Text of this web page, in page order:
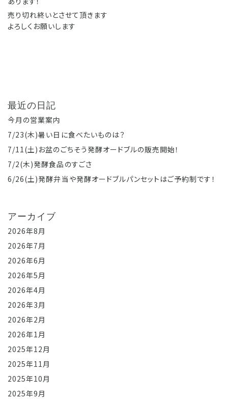
売り切れ終いとさせて頂きます
よろしくお願いします
最近の日記
今月の営業案内
7/23(木)暑い日に食べたいものは？
7/11(土)お盆のごちそう発酵オードブルの販売開始！
7/2(木)発酵食品のすごさ
6/26(土)発酵弁当や発酵オードブルパンセットはご予約制です！
アーカイブ
2026年8月
2026年7月
2026年6月
2026年5月
2026年4月
2026年3月
2026年2月
2026年1月
2025年12月
2025年11月
2025年10月
2025年9月